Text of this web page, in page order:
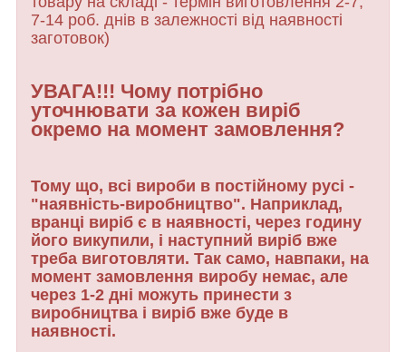
7-14 роб. днів в залежності від наявності
заготовок)
УВАГА!!! Чому потрібно
уточнювати за кожен виріб
окремо на момент замовлення?
Тому що, всі вироби в постійному русі -
"наявність-виробництво". Наприклад,
вранці виріб є в наявності, через годину
його викупили, і наступний виріб вже
треба виготовляти. Так само, навпаки, на
момент замовлення виробу немає, але
через 1-2 дні можуть принести з
виробництва і виріб вже буде в
наявності.